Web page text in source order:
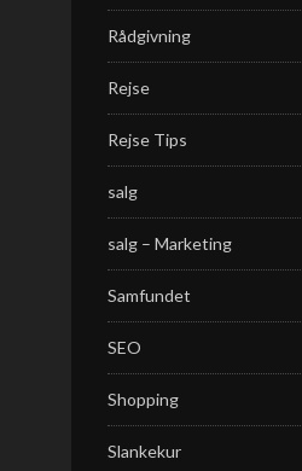
Rådgivning
Rejse
Rejse Tips
salg
salg – Marketing
Samfundet
SEO
Shopping
Slankekur